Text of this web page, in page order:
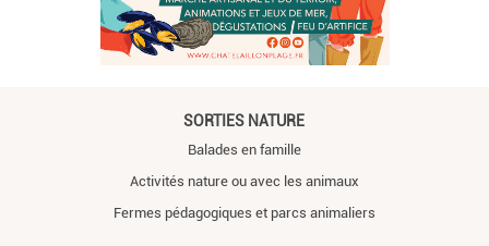
SORTIES NATURE
Balades en famille
Activités nature ou avec les animaux
Fermes pédagogiques et parcs animaliers